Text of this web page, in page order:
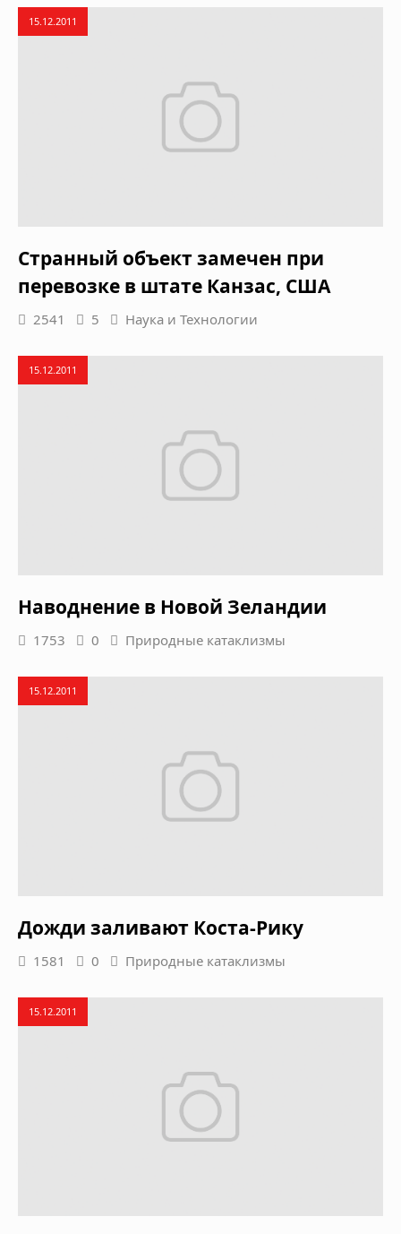
15.12.2011
Странный объект замечен при
перевозке в штате Канзас, США
2541 5 Наука и Технологии
15.12.2011
Наводнение в Новой Зеландии
1753 0 Природные катаклизмы
15.12.2011
Дожди заливают Коста-Рику
1581 0 Природные катаклизмы
15.12.2011